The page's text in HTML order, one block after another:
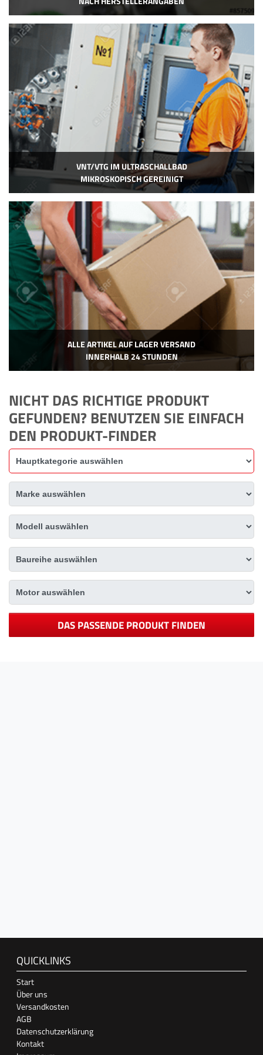
VNT/VTG IM ULTRASCHALLBAD
MIKROSKOPISCH GEREINIGT
ALLE ARTIKEL AUF LAGER VERSAND
INNERHALB 24 STUNDEN
NICHT DAS RICHTIGE PRODUKT
GEFUNDEN? BENUTZEN SIE EINFACH
DEN PRODUKT-FINDER
DAS PASSENDE PRODUKT FINDEN
QUICKLINKS
Start
Über uns
Versandkosten
AGB
Datenschutzerklärung
Kontakt